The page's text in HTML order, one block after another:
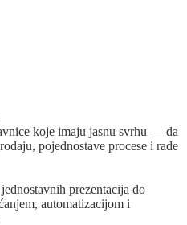
koje imaju jasnu svrhu — da
pojednostave procese i rade
prezentacija do
automatizacijom i